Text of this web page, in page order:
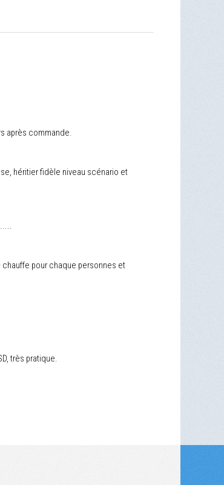
après commande.
héritier fidèle niveau scénario et
pour chaque personnes et
très pratique.